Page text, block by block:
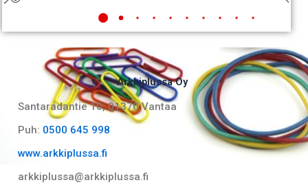
Arkkiplussa Oy
Santaradantie 10, 01370 Vantaa​
Puh: 0500 645 998
www.arkkiplussa.fi
arkkiplussa@arkkiplussa.fi